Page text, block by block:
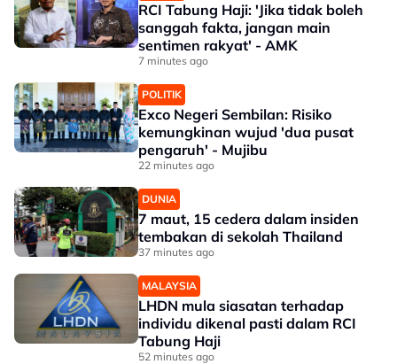
RCI Tabung Haji: 'Jika tidak boleh
sanggah fakta, jangan main
sentimen rakyat' - AMK
7 minutes ago
POLITIK
Exco Negeri Sembilan: Risiko
kemungkinan wujud 'dua pusat
pengaruh' - Mujibu
22 minutes ago
DUNIA
7 maut, 15 cedera dalam insiden
tembakan di sekolah Thailand
37 minutes ago
MALAYSIA
LHDN mula siasatan terhadap
individu dikenal pasti dalam RCI
Tabung Haji
52 minutes ago